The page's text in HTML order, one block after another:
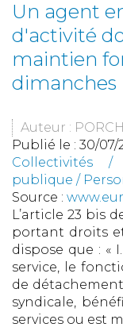
Un agent
d'activité
maintien
dimanches
Auteur :
Publié le : 30/07/
Collectivités /
publique /
Source :
L’article 23 bis
portant droits
dispose que : «
service, le
de
syndicale,
services ou est